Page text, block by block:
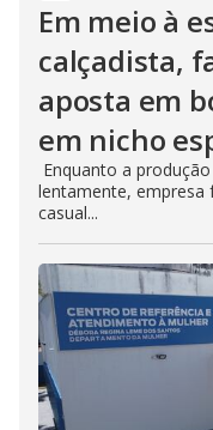
Em meio à
calçadista,
aposta em
em nicho
Enquanto a
lentamente, empresa
casual...